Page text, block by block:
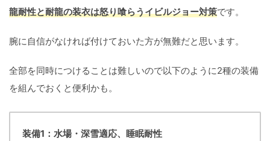
龍耐性と耐龍の装衣は怒り喰らうイビルジョー対策です。
腕に自信がなければ付けておいた方が無難だと思います。
全部を同時につけることは難しいので以下のように2種の装備
を組んでおくと便利かも。
装備1：水場・深雪適応、睡眠耐性